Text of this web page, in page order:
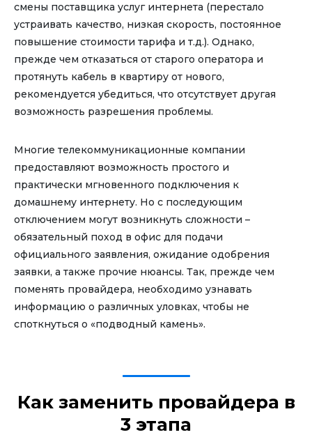
смены поставщика услуг интернета (перестало
устраивать качество, низкая скорость, постоянное
повышение стоимости тарифа и т.д.). Однако,
прежде чем отказаться от старого оператора и
протянуть кабель в квартиру от нового,
рекомендуется убедиться, что отсутствует другая
возможность разрешения проблемы.
Многие телекоммуникационные компании
предоставляют возможность простого и
практически мгновенного подключения к
домашнему интернету. Но с последующим
отключением могут возникнуть сложности –
обязательный поход в офис для подачи
официального заявления, ожидание одобрения
заявки, а также прочие нюансы. Так, прежде чем
поменять провайдера, необходимо узнавать
информацию о различных уловках, чтобы не
споткнуться о «подводный камень».
Как заменить провайдера в
3 этапа